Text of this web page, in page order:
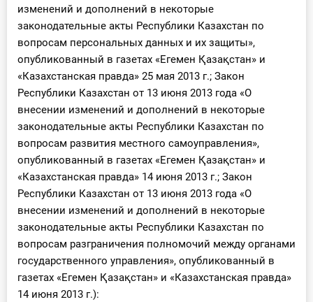
изменений и дополнений в некоторые
законодательные акты Республики Казахстан по
вопросам персональных данных и их защиты»,
опубликованный в газетах «Егемен Қазақстан» и
«Казахстанская правда» 25 мая 2013 г.; Закон
Республики Казахстан от 13 июня 2013 года «О
внесении изменений и дополнений в некоторые
законодательные акты Республики Казахстан по
вопросам развития местного самоуправления»,
опубликованный в газетах «Егемен Қазақстан» и
«Казахстанская правда» 14 июня 2013 г.; Закон
Республики Казахстан от 13 июня 2013 года «О
внесении изменений и дополнений в некоторые
законодательные акты Республики Казахстан по
вопросам разграничения полномочий между органами
государственного управления», опубликованный в
газетах «Егемен Қазақстан» и «Казахстанская правда»
14 июня 2013 г.):